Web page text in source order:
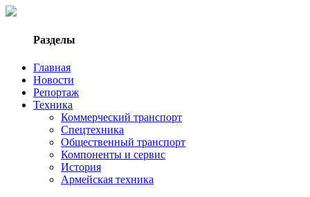
Разделы
Главная
Новости
Репортаж
Техника
Коммерческий транспорт
Спецтехника
Общественный транспорт
Компоненты и сервис
История
Армейская техника